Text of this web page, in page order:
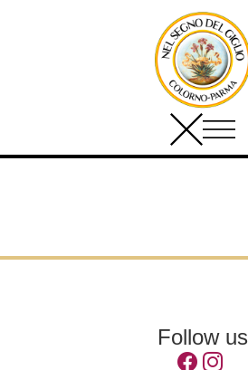
Follow us